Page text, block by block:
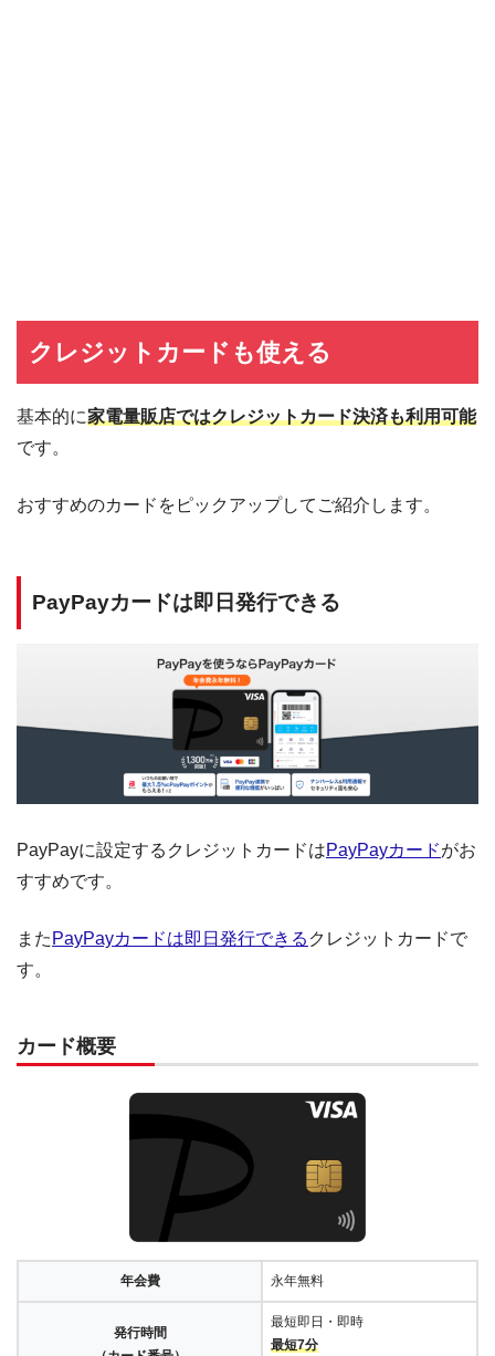
クレジットカードも使える
基本的に家電量販店ではクレジットカード決済も利用可能
です。
おすすめのカードをピックアップしてご紹介します。
PayPayカードは即日発行できる
PayPayに設定するクレジットカードはPayPayカードがお
すすめです。
また PayPayカードは即日発行できる クレジットカードで
す。
カード概要
年会費 永年無料
発行時間
最短即日・即時
最短7分